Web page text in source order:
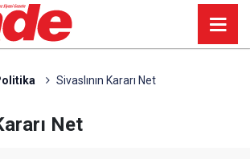
Sivaslının Kararı Net
Net